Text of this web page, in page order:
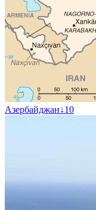
Азербайджан↓10